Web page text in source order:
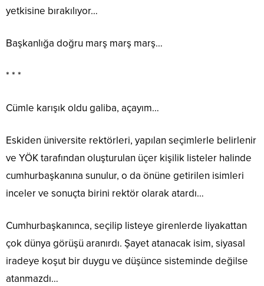
yetkisine bırakılıyor…
Başkanlığa doğru marş marş marş…
* * *
Cümle karışık oldu galiba, açayım…
Eskiden üniversite rektörleri, yapılan seçimlerle belirlenir
ve YÖK tarafından oluşturulan üçer kişilik listeler halinde
cumhurbaşkanına sunulur, o da önüne getirilen isimleri
inceler ve sonuçta birini rektör olarak atardı…
Cumhurbaşkanınca, seçilip listeye girenlerde liyakattan
çok dünya görüşü aranırdı. Şayet atanacak isim, siyasal
iradeye koşut bir duygu ve düşünce sisteminde değilse
atanmazdı…